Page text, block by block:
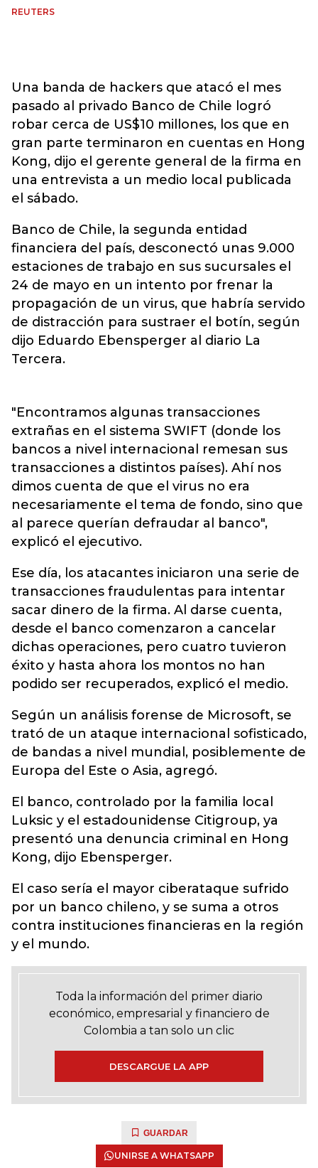
REUTERS
Una banda de hackers que atacó el mes
pasado al privado Banco de Chile logró
robar cerca de US$10 millones, los que en
gran parte terminaron en cuentas en Hong
Kong, dijo el gerente general de la firma en
una entrevista a un medio local publicada
el sábado.
Banco de Chile, la segunda entidad
financiera del país, desconectó unas 9.000
estaciones de trabajo en sus sucursales el
24 de mayo en un intento por frenar la
propagación de un virus, que habría servido
de distracción para sustraer el botín, según
dijo Eduardo Ebensperger al diario La
Tercera.
"Encontramos algunas transacciones
extrañas en el sistema SWIFT (donde los
bancos a nivel internacional remesan sus
transacciones a distintos países). Ahí nos
dimos cuenta de que el virus no era
necesariamente el tema de fondo, sino que
al parece querían defraudar al banco",
explicó el ejecutivo.
Ese día, los atacantes iniciaron una serie de
transacciones fraudulentas para intentar
sacar dinero de la firma. Al darse cuenta,
desde el banco comenzaron a cancelar
dichas operaciones, pero cuatro tuvieron
éxito y hasta ahora los montos no han
podido ser recuperados, explicó el medio.
Según un análisis forense de Microsoft, se
trató de un ataque internacional sofisticado,
de bandas a nivel mundial, posiblemente de
Europa del Este o Asia, agregó.
El banco, controlado por la familia local
Luksic y el estadounidense Citigroup, ya
presentó una denuncia criminal en Hong
Kong, dijo Ebensperger.
El caso sería el mayor ciberataque sufrido
por un banco chileno, y se suma a otros
contra instituciones financieras en la región
y el mundo.
Toda la información del primer diario
económico, empresarial y financiero de
Colombia a tan solo un clic
DESCARGUE LA APP
GUARDAR
UNIRSE A WHATSAPP